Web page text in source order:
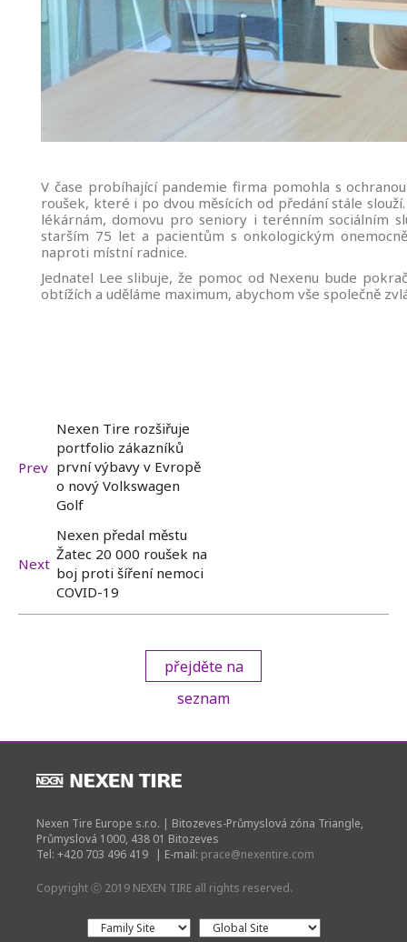
V čase probíhající pandemie firma pomohla s
roušek, které i po dvou měsících od předání stále
lékárnám, domovu pro seniory i terénním sociálním
starším 75 let a pacientům s onkologickým
naproti místní radnice.
Jednatel Lee slibuje, že pomoc od Nexenu bude
obtížích a uděláme maximum, abychom vše společně
Prev
Nexen Tire rozšiřuje
portfolio zákazníků
první výbavy v Evropě
o nový Volkswagen
Golf
Next
Nexen předal městu
Žatec 20 000 roušek na
boj proti šíření nemoci
COVID-19
přejděte na
seznam
Nexen Tire Europe s.r.o. | Bitozeves-Průmyslová zóna Triangle,
Průmyslová 1000, 438 01 Bitozeves
Tel: +420 703 496 419
| E-mail: prace@nexentire.com
Copyright ⓒ 2019 NEXEN TIRE all rights reserved.